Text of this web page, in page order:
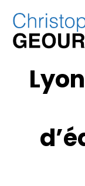
CULTURE ET SPORT,